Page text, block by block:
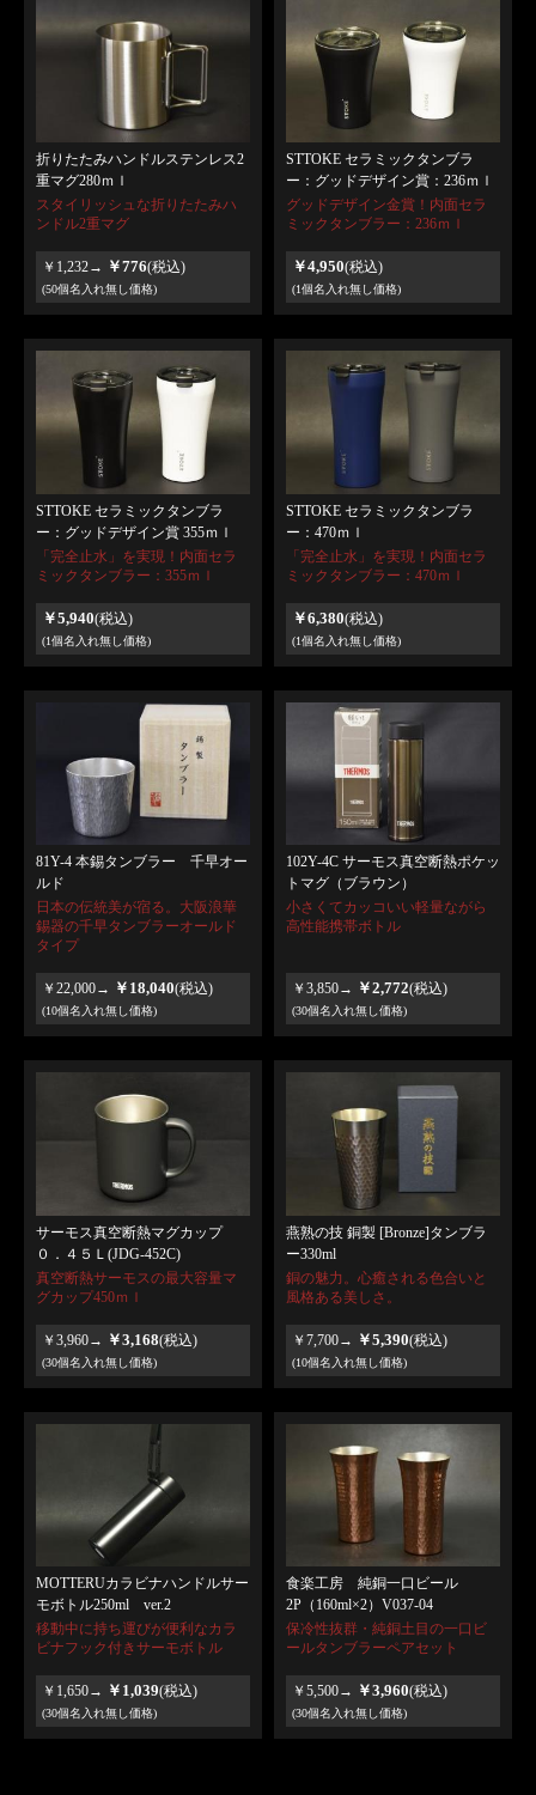
折りたたみハンドルステンレス2
重マグ280ｍｌ
スタイリッシュな折りたたみハ
ンドル2重マグ
￥1,232→ ￥776(税込)
(50個名入れ無し価格)
STTOKE セラミックタンブラ
ー：グッドデザイン賞：236ｍｌ
グッドデザイン金賞！内面セラ
ミックタンブラー：236ｍｌ
￥4,950(税込)
(1個名入れ無し価格)
STTOKE セラミックタンブラ
ー：グッドデザイン賞 355ｍｌ
「完全止水」を実現！内面セラ
ミックタンブラー：355ｍｌ
￥5,940(税込)
(1個名入れ無し価格)
STTOKE セラミックタンブラ
ー：470ｍｌ
「完全止水」を実現！内面セラ
ミックタンブラー：470ｍｌ
￥6,380(税込)
(1個名入れ無し価格)
81Y-4 本錫タンブラー 千早オー
ルド
日本の伝統美が宿る。大阪浪華
錫器の千早タンブラーオールド
タイプ
￥22,000→ ￥18,040(税込)
(10個名入れ無し価格)
102Y-4C サーモス真空断熱ポケッ
トマグ（ブラウン）
小さくてカッコいい軽量ながら
高性能携帯ボトル
￥3,850→ ￥2,772(税込)
(30個名入れ無し価格)
サーモス真空断熱マグカップ
０．４５Ｌ(JDG-452C)
真空断熱サーモスの最大容量マ
グカップ450ｍｌ
￥3,960→ ￥3,168(税込)
(30個名入れ無し価格)
燕熟の技 銅製 [Bronze]タンブラ
ー330ml
銅の魅力。心癒される色合いと
風格ある美しさ。
￥7,700→ ￥5,390(税込)
(10個名入れ無し価格)
MOTTERUカラビナハンドルサー
モボトル250ml ver.2
移動中に持ち運びが便利なカラ
ビナフック付きサーモボトル
￥1,650→ ￥1,039(税込)
(30個名入れ無し価格)
食楽工房 純銅一口ビール
2P（160ml×2）V037-04
保冷性抜群・純銅土目の一口ビ
ールタンブラーペアセット
￥5,500→ ￥3,960(税込)
(30個名入れ無し価格)